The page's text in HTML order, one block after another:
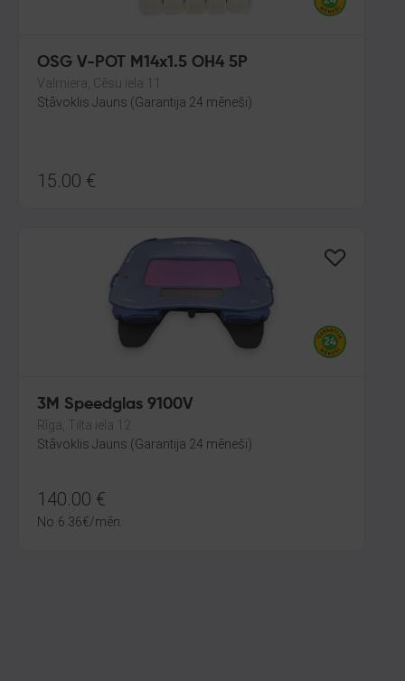
OSG V-POT M14x1.5 OH4 5P
Valmiera, Cēsu iela 11
Stāvoklis Jauns (Garantija 24 mēneši)
15.00 €
3M Speedglas 9100V
Rīga, Tilta iela 12
Stāvoklis Jauns (Garantija 24 mēneši)
140.00 €
No 6.36€/mēn.